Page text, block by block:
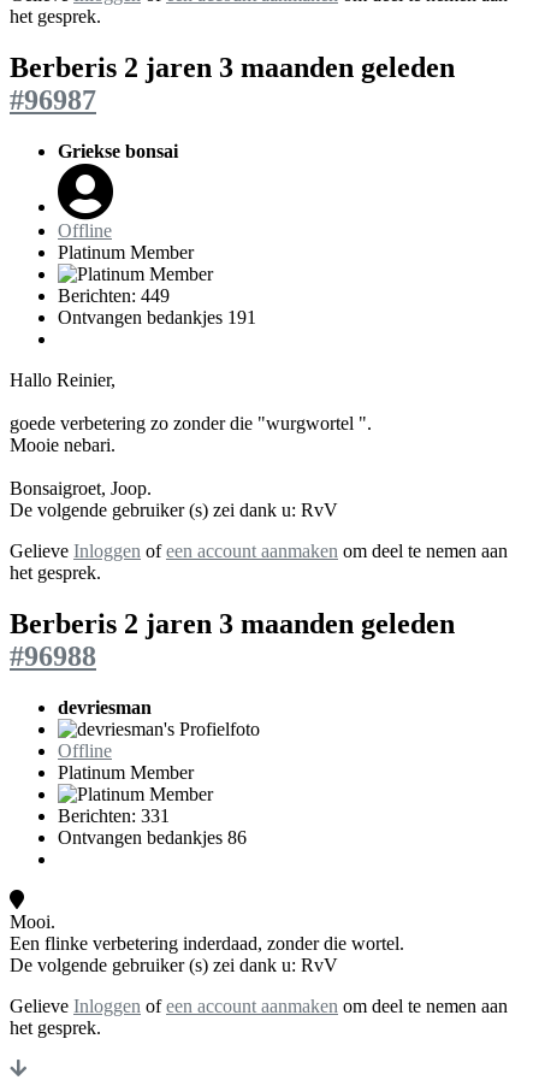
het gesprek.
Berberis 2 jaren 3 maanden geleden
#96987
Griekse bonsai
Offline
Platinum Member
Berichten: 449
Ontvangen bedankjes 191
Hallo Reinier,
goede verbetering zo zonder die "wurgwortel ".
Mooie nebari.
Bonsaigroet, Joop.
De volgende gebruiker (s) zei dank u: RvV
Gelieve Inloggen ofeen account aanmaken om deel te nemen aan
het gesprek.
Berberis 2 jaren 3 maanden geleden
#96988
devriesman
Offline
Platinum Member
Berichten: 331
Ontvangen bedankjes 86
Mooi.
Een flinke verbetering inderdaad, zonder die wortel.
De volgende gebruiker (s) zei dank u: RvV
Gelieve Inloggen ofeen account aanmaken om deel te nemen aan
het gesprek.